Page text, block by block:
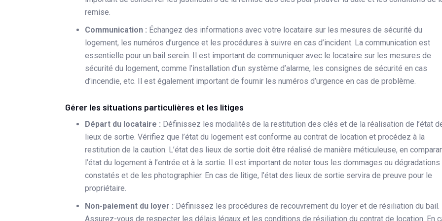
remise.
Communication : Échangez des informations avec votre locataire sur les mesures de sécurité du
logement, les numéros d’urgence et les procédures à suivre en cas d’incident. La communication est
essentielle pour un bail serein. Il est important de communiquer avec le locataire sur les mesures de
sécurité du logement, comme l’installation d’un système d’alarme, les consignes de sécurité en cas
d’incendie, etc. Il est également important de fournir les numéros d’urgence en cas de problème.
Gérer les situations particulières et les litiges
Départ du locataire : Définissez les modalités de la restitution des clés et de la réalisation de l’état
lieux de sortie. Vérifiez que l’état du logement est conforme au contrat de location et procédez à la
restitution de la caution. L’état des lieux de sortie doit être réalisé de manière méticuleuse, en
l’état du logement à l’entrée et à la sortie. Il est important de noter tous les dommages ou dégradations
constatés et de les photographier. En cas de litige, l’état des lieux de sortie servira de preuve pour le
propriétaire.
Non-paiement du loyer : Définissez les procédures de recouvrement du loyer et de résiliation du bail.
Assurez-vous de respecter les délais légaux et les conditions de résiliation du contrat de location. En